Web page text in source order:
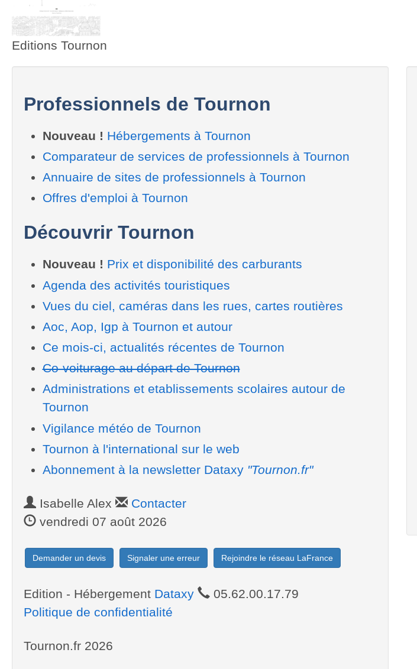
Editions Tournon
Professionnels de Tournon
Nouveau ! Hébergements à Tournon
Comparateur de services de professionnels à Tournon
Annuaire de sites de professionnels à Tournon
Offres d'emploi à Tournon
Découvrir Tournon
Nouveau ! Prix et disponibilité des carburants
Agenda des activités touristiques
Vues du ciel, caméras dans les rues, cartes routières
Aoc, Aop, Igp à Tournon et autour
Ce mois-ci, actualités récentes de Tournon
Co-voiturage au départ de Tournon
Administrations et etablissements scolaires autour de
Tournon
Vigilance météo de Tournon
Tournon à l'international sur le web
Abonnement à la newsletter Dataxy "Tournon.fr"
Isabelle Alex
Contacter
vendredi 07 août 2026
Demander un devis Signaler une erreur Rejoindre le réseau LaFrance
Edition - Hébergement Dataxy
05.62.00.17.79
Politique de confidentialité
Tournon.fr 2026